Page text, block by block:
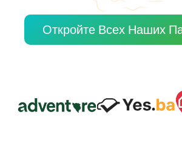
Откройте Всех Наших